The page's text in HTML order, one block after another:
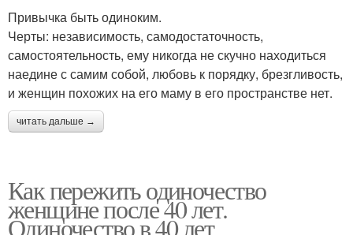
Привычка быть одиноким.
Черты: независимость, самодостаточность,
самостоятельность, ему никогда не скучно находиться
наедине с самим собой, любовь к порядку, брезгливость,
и женщин похожих на его маму в его пространстве нет.
читать дальше →
Как пережить одиночество
женщине после 40 лет.
Одиночество в 40 лет